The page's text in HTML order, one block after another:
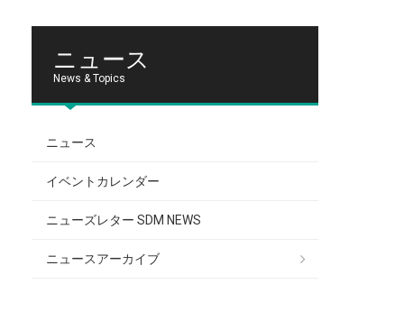
ニュース
News & Topics
ニュース
イベントカレンダー
ニューズレター SDM NEWS
ニュースアーカイブ